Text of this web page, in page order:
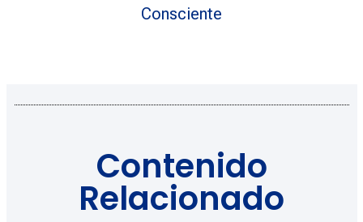
Consciente
Contenido
Relacionado